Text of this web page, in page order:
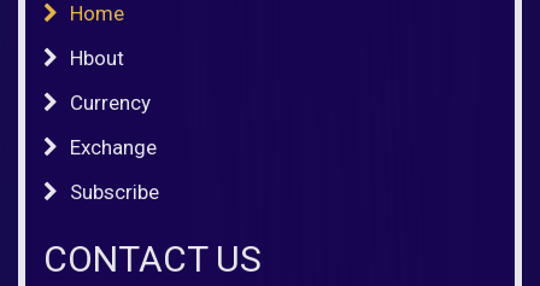
Home
Hbout
Currency
Exchange
Subscribe
CONTACT US